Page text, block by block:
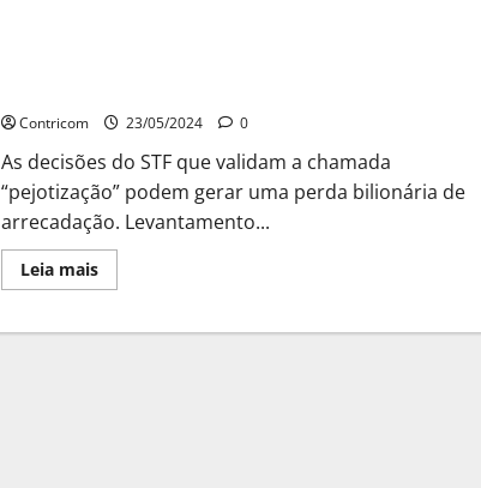
Contricom 23/05/2024 0
As decisões do STF que validam a chamada
“pejotização” podem gerar uma perda bilionária de
arrecadação. Levantamento...
Leia maisLeia
mais
CLT